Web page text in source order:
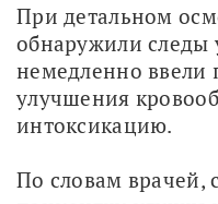
При детальном
обнаружили следы
немедленно ввели
улучшения
интоксикацию.
По словам врачей,